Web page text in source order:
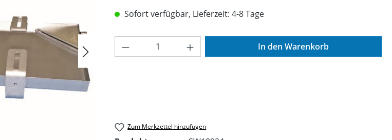
Sofort verfügbar, Lieferzeit: 4-8 Tage
Produkt Anzahl: Gib den gewünschten Wert
In den Warenkorb
Zum Merkzettel hinzufügen